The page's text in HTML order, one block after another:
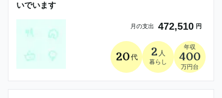
いでいます
月の支出 472,510 円
20代 2 人
暮らし
年収
400
万円台